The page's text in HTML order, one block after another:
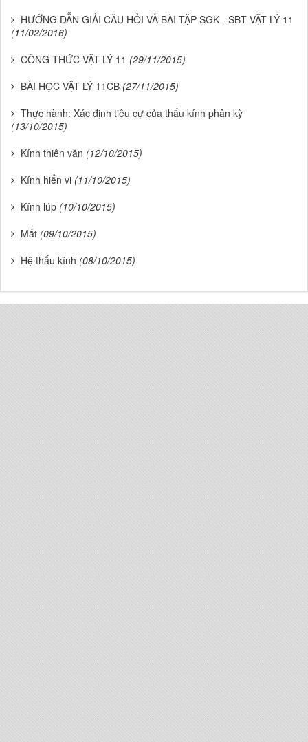
HƯỚNG DẪN GIẢI CÂU HỎI VÀ BÀI TẬP SGK - SBT VẬT LÝ 11
(11/02/2016)
CÔNG THỨC VẬT LÝ 11 (29/11/2015)
BÀI HỌC VẬT LÝ 11CB (27/11/2015)
Thực hành: Xác định tiêu cự của thấu kính phân kỳ
(13/10/2015)
Kính thiên văn (12/10/2015)
Kính hiển vi (11/10/2015)
Kính lúp (10/10/2015)
Mắt (09/10/2015)
Hệ thấu kính (08/10/2015)